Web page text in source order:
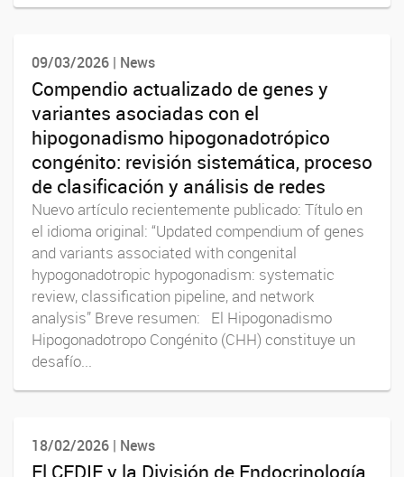
09/03/2026 | News
Compendio actualizado de genes y
variantes asociadas con el
hipogonadismo hipogonadotrópico
congénito: revisión sistemática, proceso
de clasificación y análisis de redes
Nuevo artículo recientemente publicado: Título en
el idioma original: “Updated compendium of genes
and variants associated with congenital
hypogonadotropic hypogonadism: systematic
review, classification pipeline, and network
analysis” Breve resumen: El Hipogonadismo
Hipogonadotropo Congénito (CHH) constituye un
desafío...
18/02/2026 | News
El CEDIE y la División de Endocrinología